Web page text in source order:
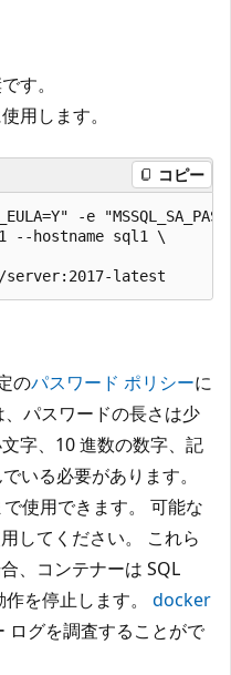
す。
用します。
コピー
-e
--hostname sql1 \
のパスワード ポリシーに
パスワードの長さは少
字、10 進数の数字、記
いる必要があります。
使用できます。 可能な
してください。 これら
、コンテナーは SQL
を停止します。 docker
ログを調査することがで